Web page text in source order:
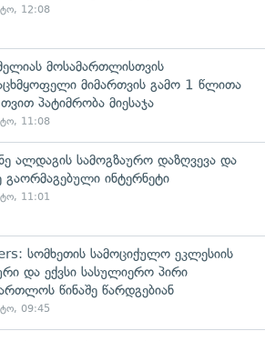
12:08
მოსამართლისთვის
მიმართვის გამო 1 წლითა
პატიმრობა მიესაჯა
11:08
ალდაგის სამოგზაურო დაზღვევა და
გაორმაგებული ინტერნეტი
11:01
სომხეთის სამოციქულო ეკლესიის
და ექვსი სასულიერო პირი
წინაშე წარდგებიან
09:45